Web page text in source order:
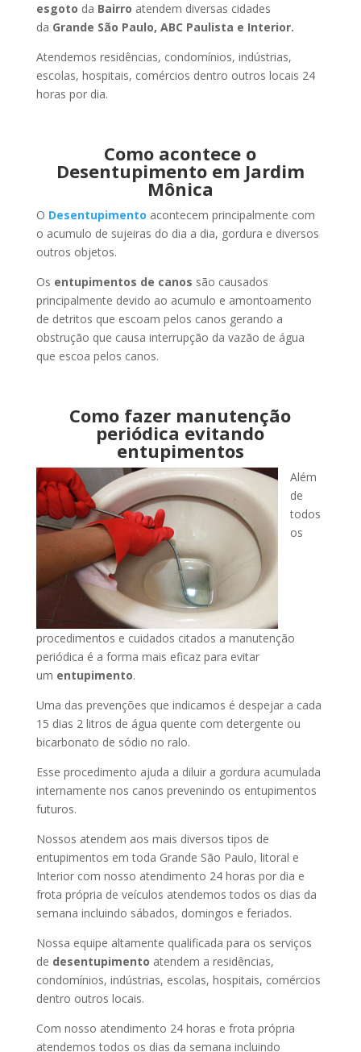
esgoto da Bairro atendem diversas cidades
da Grande São Paulo, ABC Paulista e Interior.
Atendemos residências, condomínios, indústrias,
escolas, hospitais, comércios dentro outros locais 24
horas por dia.
Como acontece o
Desentupimento em Jardim
Mônica
O Desentupimento acontecem principalmente com
o acumulo de sujeiras do dia a dia, gordura e diversos
outros objetos.
Os entupimentos de canos são causados
principalmente devido ao acumulo e amontoamento
de detritos que escoam pelos canos gerando a
obstrução que causa interrupção da vazão de água
que escoa pelos canos.
Como fazer manutenção
periódica evitando
entupimentos
Além
de
todos
os
procedimentos e cuidados citados a manutenção
periódica é a forma mais eficaz para evitar
um entupimento.
Uma das prevenções que indicamos é despejar a cada
15 dias 2 litros de água quente com detergente ou
bicarbonato de sódio no ralo.
Esse procedimento ajuda a diluir a gordura acumulada
internamente nos canos prevenindo os entupimentos
futuros.
Nossos atendem aos mais diversos tipos de
entupimentos em toda Grande São Paulo, litoral e
Interior com nosso atendimento 24 horas por dia e
frota própria de veículos atendemos todos os dias da
semana incluindo sábados, domingos e feriados.
Nossa equipe altamente qualificada para os serviços
de desentupimento atendem a residências,
condomínios, indústrias, escolas, hospitais, comércios
dentro outros locais.
Com nosso atendimento 24 horas e frota própria
atendemos todos os dias da semana incluindo